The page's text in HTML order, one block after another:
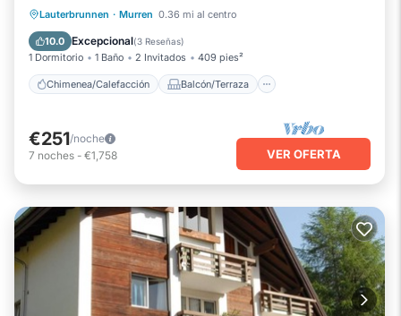
Lauterbrunnen · Murren 0.36 mi al centro
10.0 Excepcional(3 Reseñas)
1 Dormitorio 1 Baño 2 Invitados 409 pies²
Chimenea/Calefacción Balcón/Terraza
Chimenea/Calefacción
Balcón/Terraza
Cocina
Internet
€251/noche
7 noches - €1,758 VER OFERTA